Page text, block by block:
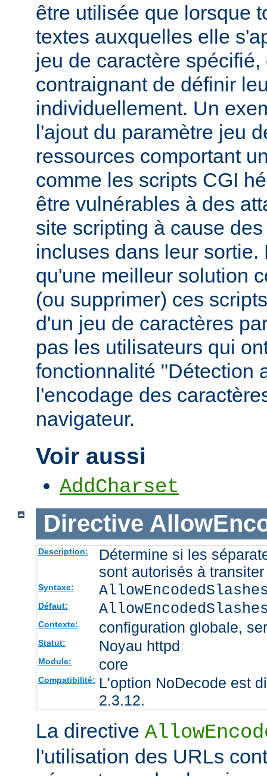
être utilisée que lorsque
textes auxquelles elle
jeu de caractère
contraignant de définir
individuellement. Un
l'ajout du paramètre jeu
ressources comportant
comme les scripts CGI
être vulnérables à des
site scripting à cause
incluses dans leur sortie.
qu'une meilleur solution
(ou supprimer) ces
d'un jeu de caractères
pas les utilisateurs qui
fonctionnalité "Détection
l'encodage des
navigateur.
Voir aussi
AddCharset
Directive
Description:
Détermine si les
sont autorisés à
Syntaxe:
Défaut:
Contexte: configuration globale,
Statut: Noyau httpd
Module: core
Compatibilité: L'option NoDecode est
2.3.12.
La directive
l'utilisation des URLs